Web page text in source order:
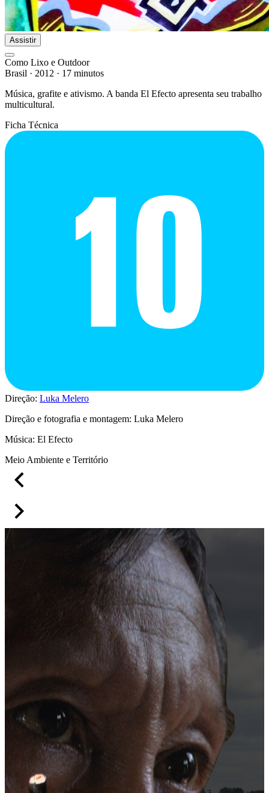
Assistir
Como Lixo e Outdoor
Brasil · 2012 · 17 minutos
Música, grafite e ativismo. A banda El Efecto apresenta seu trabalho
multicultural.
Ficha Técnica
Direção: Luka Melero
Direção e fotografia e montagem: Luka Melero
Música: El Efecto
Meio Ambiente e Território